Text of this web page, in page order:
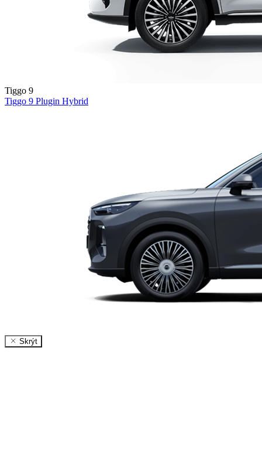
Tiggo 9
Tiggo 9 Plugin Hybrid
Skrýt